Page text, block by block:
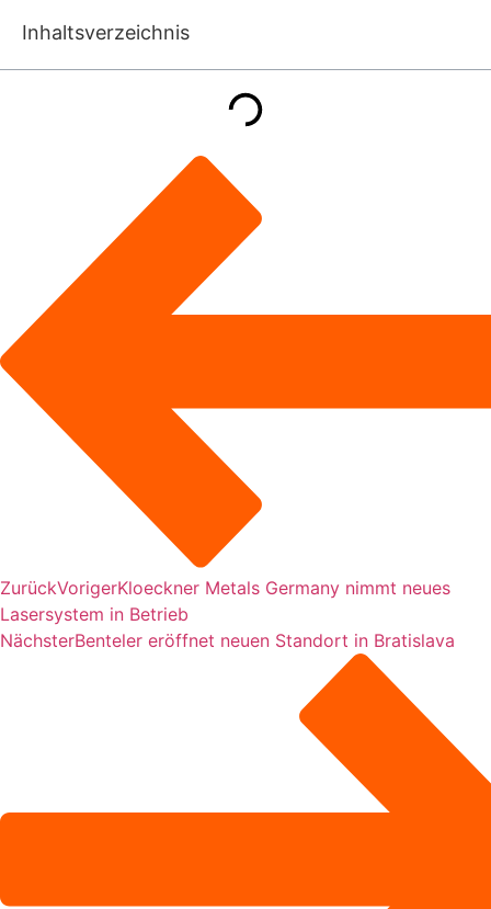
Inhaltsverzeichnis
ZurückVorigerKloeckner Metals Germany nimmt neues
Lasersystem in Betrieb
NächsterBenteler eröffnet neuen Standort in Bratislava